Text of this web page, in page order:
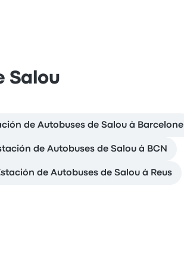
Salou
de Autobuses de Salou à Barcelone
de Autobuses de Salou à BCN
de Autobuses de Salou à Reus